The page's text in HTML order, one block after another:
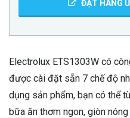
ĐẶT HÀNG
Electrolux ETS1303W có
được cài đặt sẵn 7 chế độ
dụng sản phẩm, bạn có thể
bữa ăn thơm ngon, giòn